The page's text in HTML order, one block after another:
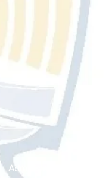
Administrado por